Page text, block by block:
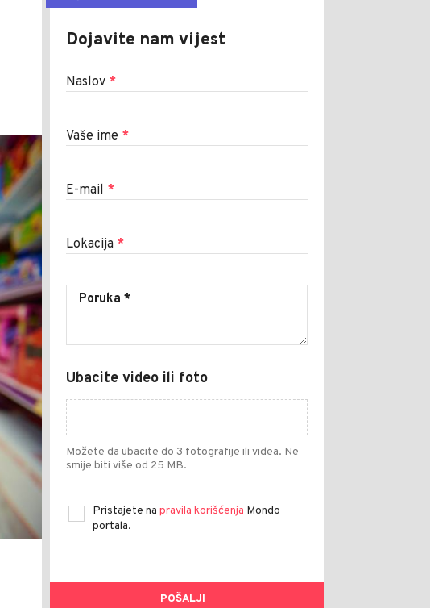
Dojavite nam vijest
Naslov *
Vaše ime *
E-mail *
Lokacija *
Ubacite video ili foto
Možete da ubacite do 3 fotografije ili videa. Ne
smije biti više od 25 MB.
Pristajete na pravila korišćenja Mondo
portala.
POŠALJI